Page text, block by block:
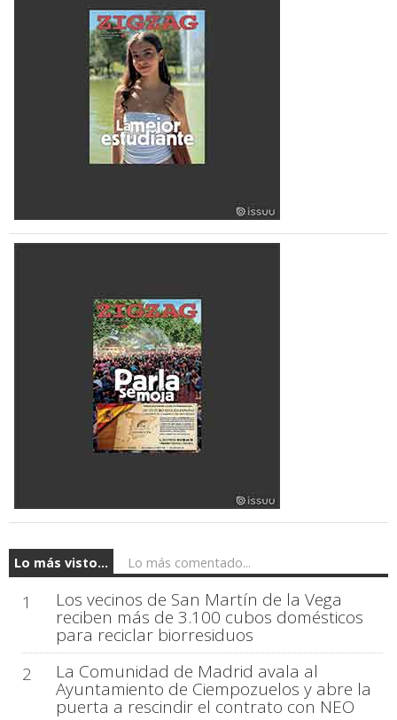
Lo más visto... Lo más comentado...
1 Los vecinos de San Martín de la Vega
reciben más de 3.100 cubos domésticos
para reciclar biorresiduos
2
La Comunidad de Madrid avala al
Ayuntamiento de Ciempozuelos y abre la
puerta a rescindir el contrato con NEO